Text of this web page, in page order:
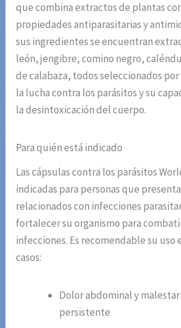
que combina extractos de plantas
propiedades antiparasitarias y
sus ingredientes se encuentran
león, jengibre, comino negro,
de calabaza, todos seleccionados
la lucha contra los parásitos y su
la desintoxicación del cuerpo.
Para quién está indicado
Las cápsulas contra los parásitos
indicadas para personas que
relacionados con infecciones
fortalecer su organismo para
infecciones. Es recomendable su uso
casos:
Dolor abdominal y
persistente